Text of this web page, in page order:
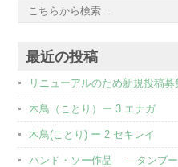
最近の投稿
リニューアルのため新規投稿
木鳥（ことり）ー 3 エナガ
木鳥(ことり) ー 2 セキレイ
バンド・ソー作品 ―タンブー